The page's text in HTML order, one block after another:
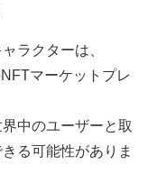
ラクターは、
マーケットプレ
中のユーザーと取
る可能性がありま